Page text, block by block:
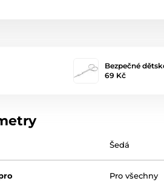
Bezpečné
69 Kč
Šedá
Pro všechny